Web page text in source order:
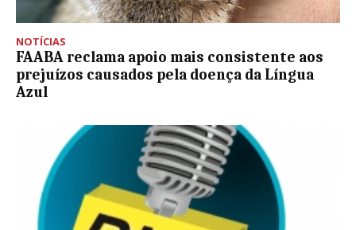
NOTÍCIAS
FAABA reclama apoio mais consistente aos
prejuízos causados pela doença da Língua
Azul